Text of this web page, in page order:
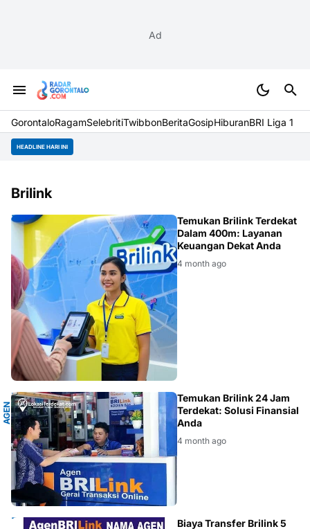
Ad
GorontaloRagamSelebritiTwibbonBeritaGosipHiburanBRI Liga 1
HEADLINE HARI INI
Brilink
BRI
Temukan Brilink Terdekat
Dalam 400m: Layanan
Keuangan Dekat Anda
4 month ago
A
G
E
N
B
R
I
L
I
NK
Temukan Brilink 24 Jam
Terdekat: Solusi Finansial
Anda
4 month ago
Biaya Transfer Brilink 5